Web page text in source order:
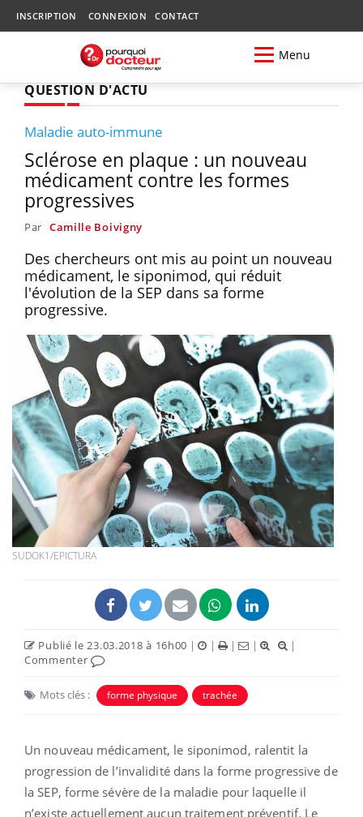
INSCRIPTION CONNEXION CONTACT
Menu
QUESTION D'ACTU
Maladie auto-immune
Sclérose en plaque : un nouveau
médicament contre les formes
progressives
Par Camille Boivigny
Des chercheurs ont mis au point un nouveau
médicament, le siponimod, qui réduit
l'évolution de la SEP dans sa forme
progressive.
SUDOK1/EPICTURA
Publié le 23.03.2018 à 16h00 | | | |
|
Commenter
Mots clés : forme physique trachée
Un nouveau médicament, le siponimod, ralentit la
progression de l’invalidité dans la forme progressive de
la SEP, forme sévère de la maladie pour laquelle il
n’existe actuellement aucun traitement préventif. Le